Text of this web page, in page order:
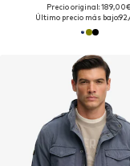
Precio original: 189,00€
Último precio más bajo: